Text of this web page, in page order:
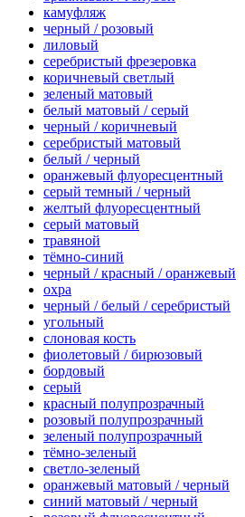
камуфляж
черный / розовый
лиловый
серебристый фрезеровка
коричневый светлый
зеленый матовый
белый матовый / серый
черный / коричневый
серебристый матовый
белый / черный
оранжевый флуоресцентный
серый темный / черный
желтый флуоресцентный
серый матовый
травяной
тёмно-синий
черный / красный / оранжевый
охра
черный / белый / серебристый
угольный
слоновая кость
фиолетовый / бирюзовый
бордовый
серый
красный полупрозрачный
розовый полупрозрачный
зеленый полупрозрачный
тёмно-зеленый
светло-зеленый
оранжевый матовый / черный
синий матовый / черный